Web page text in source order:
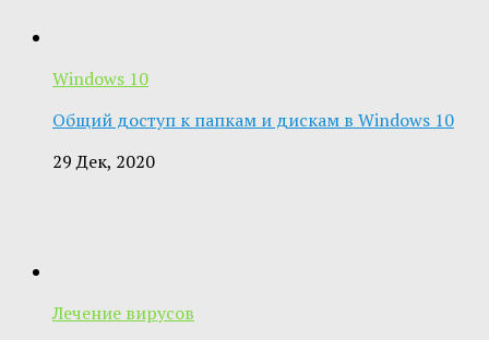
Windows 10
Общий доступ к папкам и дискам в Windows 10
29 Дек, 2020
Лечение вирусов